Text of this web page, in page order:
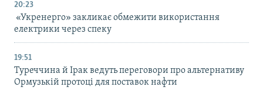
20:23
«Укренерго» закликає обмежити використання
електрики через спеку
19:51
Туреччина й Ірак ведуть переговори про альтернативу
Ормузькій протоці для поставок нафти